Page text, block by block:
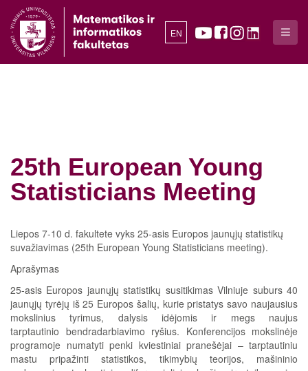
EN
25th European Young
Statisticians Meeting
Liepos 7-10 d. fakultete vyks 25-asis Europos jaunųjų statistikų
suvažiavimas (25th European Young Statisticians meeting).
Aprašymas
25-asis Europos jaunųjų statistikų susitikimas Vilniuje suburs 40
jaunųjų tyrėjų iš 25 Europos šalių, kurie pristatys savo naujausius
mokslinius tyrimus, dalysis idėjomis ir megs naujus
tarptautinio bendradarbiavimo ryšius. Konferencijos mokslinėje
programoje numatyti penki kviestiniai pranešėjai – tarptautiniu
mastu pripažinti statistikos, tikimybių teorijos, mašininio